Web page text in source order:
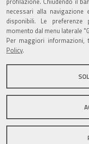
necessari alla
disponibili. Le
momento dal menu laterale
Per maggiori
Policy.
Sito istituzionale